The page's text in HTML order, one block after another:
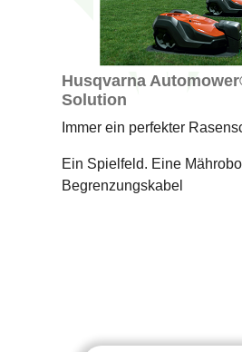
Husqvarna
Solution
Immer ein perfekter
Ein Spielfeld. Eine
Begrenzungskabel